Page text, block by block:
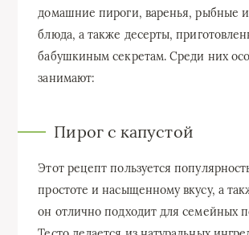
домашние пироги, варенья, рыбные
блюда, а также десерты,
бабушкиным секретам. Среди них
занимают:
Пирог с капустой
Этот рецепт пользуется
простоте и насыщенному вкусу, а
он отлично подходит для семейных